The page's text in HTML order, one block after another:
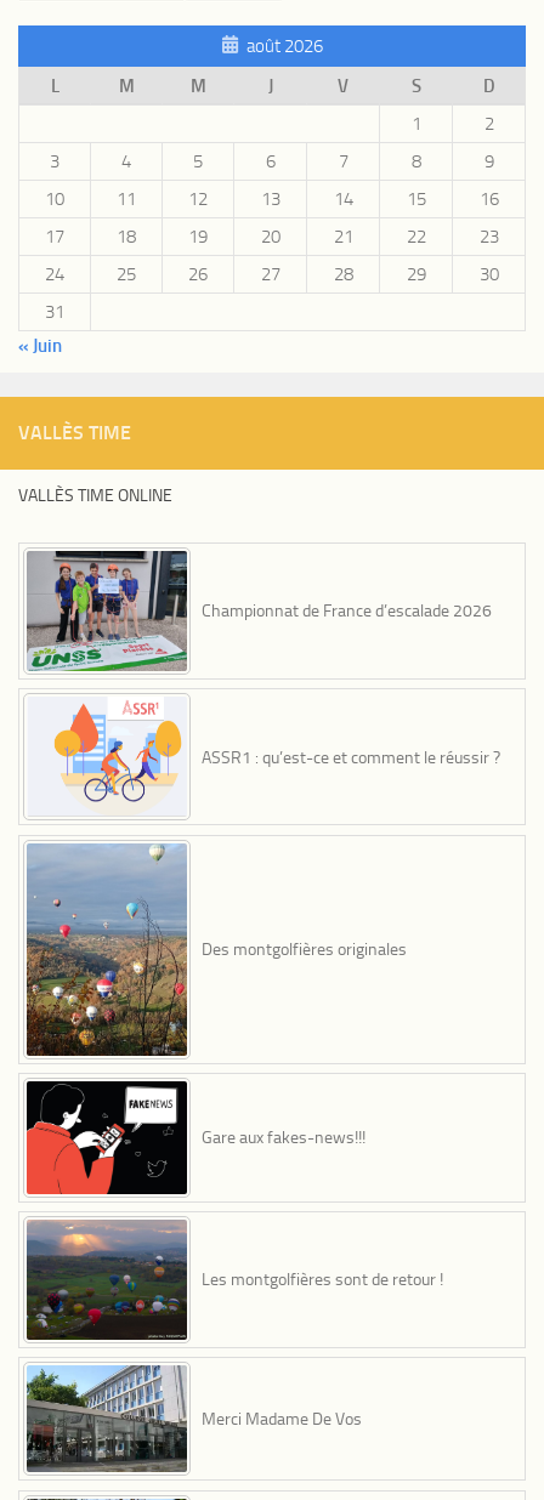
août 2026
L
M M J V S
D
1
2
3
4 5 6 7 8
9
10
11 12 13 14 15
16
17
18 19 20 21 22
23
24
25 26 27 28 29
30
31
« Juin
VALLÈS TIME
VALLÈS TIME ONLINE
Championnat de France d’escalade 2026
ASSR1 : qu’est-ce et comment le réussir ?
Des montgolfières originales
Gare aux fakes-news!!!
Les montgolfières sont de retour !
Merci Madame De Vos